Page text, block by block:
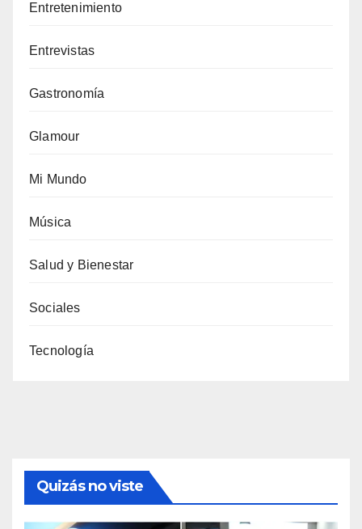
Entretenimiento
Entrevistas
Gastronomía
Glamour
Mi Mundo
Música
Salud y Bienestar
Sociales
Tecnología
Quizás no viste